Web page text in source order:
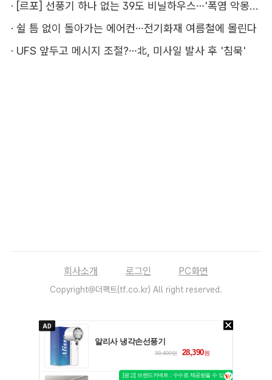
·
[르포] 선풍기 하나 없는 39도 비닐하우스…'폭염 악몽' 꾸는 이주노동자
· 쉴 틈 없이 돌아가는 에어컨…전기화재 여름철에 몰린다
· UFS 앞두고 메시지 조절?…北, 미사일 발사 후 '침묵'
회사소개 로그인 PC화면
Copyright@더팩트(tf.co.kr) All right reserved.
AD